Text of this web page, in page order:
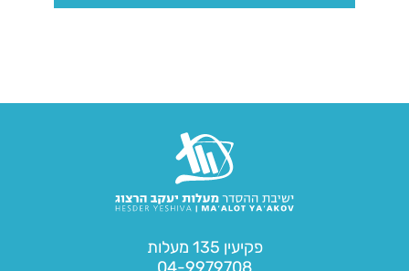
פקיעין 135 מעלות